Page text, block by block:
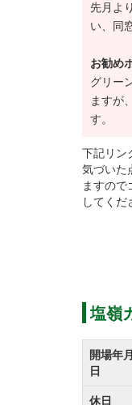
先月よ
い、同
お勧め
グリー
ますが
す。
下記リン
気づいた
ますので
してくだ
塩嶺
開場年月
日
休日